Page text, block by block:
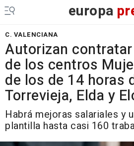
europa
C. VALENCIANA
Autorizan
de los centros
de los de 14 horas
Torrevieja, Elda y
Habrá mejoras salariales y
plantilla hasta casi 160